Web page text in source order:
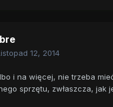
12, 2014
i na więcej, nie trzeba
sprzętu, zwłaszcza, jak